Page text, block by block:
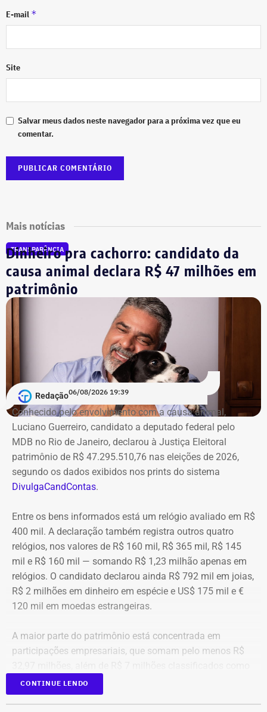
E-mail *
Site
Salvar meus dados neste navegador para a próxima vez que eu
comentar.
Mais notícias
TRANSPARÊNCIA
Dinheiro pra cachorro: candidato da
causa animal declara R$ 47 milhões em
patrimônio
Redação06/08/2026 19:39
Conhecido pelo envolvimento com a causa animal,
Luciano Guerreiro, candidato a deputado federal pelo
MDB no Rio de Janeiro, declarou à Justiça Eleitoral
patrimônio de R$ 47.295.510,76 nas eleições de 2026,
segundo os dados exibidos nos prints do sistema
DivulgaCandContas.
Entre os bens informados está um relógio avaliado em R$
400 mil. A declaração também registra outros quatro
relógios, nos valores de R$ 160 mil, R$ 365 mil, R$ 145
mil e R$ 160 mil — somando R$ 1,23 milhão apenas em
relógios. O candidato declarou ainda R$ 792 mil em joias,
R$ 2 milhões em dinheiro em espécie e US$ 175 mil e €
120 mil em moedas estrangeiras.
A maior parte do patrimônio está concentrada em
participações empresariais, que somam pelo menos R$
“valores de diversos créditos”. Também aparecem na
relação imóveis, incluindo uma cobertura declarada por
CONTINUE LENDO